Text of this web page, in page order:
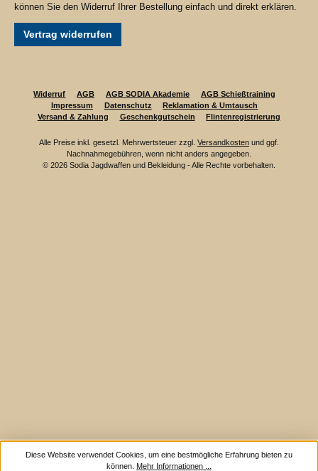
können Sie den Widerruf Ihrer Bestellung einfach und direkt erklären.
Vertrag widerrufen
Widerruf AGB AGB SODIA Akademie
AGB Schießtraining
Impressum
Datenschutz
Reklamation & Umtausch
Versand & Zahlung
Geschenkgutschein Flintenregistrierung
Alle Preise inkl. gesetzl. Mehrwertsteuer zzgl. Versandkosten und ggf.
Nachnahmegebühren, wenn nicht anders angegeben.
© 2026 Sodia Jagdwaffen und Bekleidung - Alle Rechte vorbehalten.
Diese Website verwendet Cookies, um eine bestmögliche Erfahrung bieten zu
können. Mehr Informationen ...